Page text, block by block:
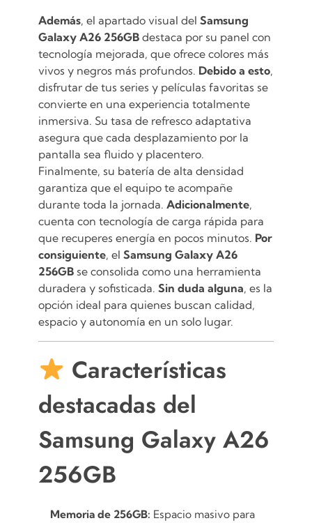
Además, el apartado visual del Samsung
Galaxy A26 256GB destaca por su panel con
tecnología mejorada, que ofrece colores más
vivos y negros más profundos. Debido a esto,
disfrutar de tus series y películas favoritas se
convierte en una experiencia totalmente
inmersiva. Su tasa de refresco adaptativa
asegura que cada desplazamiento por la
pantalla sea fluido y placentero.
Finalmente, su batería de alta densidad
garantiza que el equipo te acompañe
durante toda la jornada. Adicionalmente,
cuenta con tecnología de carga rápida para
que recuperes energía en pocos minutos. Por
consiguiente, el Samsung Galaxy A26
256GB se consolida como una herramienta
duradera y sofisticada. Sin duda alguna, es la
opción ideal para quienes buscan calidad,
espacio y autonomía en un solo lugar.
Características
destacadas del
Samsung Galaxy A26
256GB
Memoria de 256GB: Espacio masivo para